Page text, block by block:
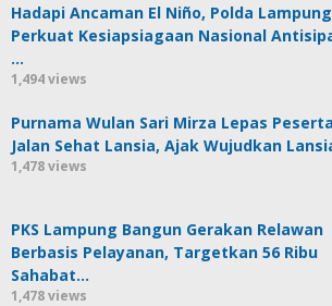
Hadapi Ancaman El Niño, Polda Lampung
Perkuat Kesiapsiagaan Nasional
…
1,494 views
Purnama Wulan Sari Mirza Lepas Peserta
Jalan Sehat Lansia, Ajak Wujudkan
1,478 views
PKS Lampung Bangun Gerakan Relawan
Berbasis Pelayanan, Targetkan 56 Ribu
Sahabat…
1,478 views